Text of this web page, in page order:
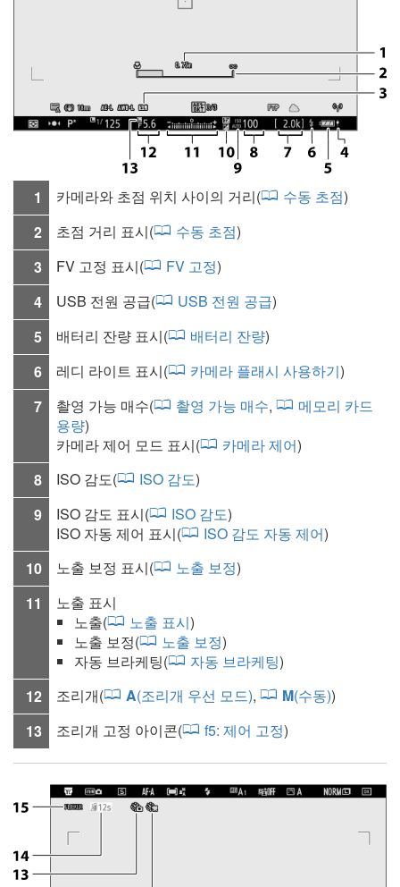
1 카메라와 초점 위치 사이의 거리( 수동 초점)
2
초점 거리 표시( 수동 초점)
3
FV 고정 표시( FV 고정)
4
USB 전원 공급( USB 전원 공급)
5
배터리 잔량 표시( 배터리 잔량)
6
레디 라이트 표시( 카메라 플래시 사용하기)
7
촬영 가능 매수( 촬영 가능 매수,
메모리 카드
용량)
카메라 제어 모드 표시(
카메라 제어)
8
ISO 감도( ISO 감도)
9
ISO 감도 표시( ISO 감도)
ISO 자동 제어 표시(
ISO 감도 자동 제어)
10
노출 보정 표시( 노출 보정)
11
노출 표시
노출(
노출 표시)
노출 보정( 노출 보정)
자동 브라케팅( 자동 브라케팅)
12
조리개( A(조리개 우선 모드), M(수동))
13
조리개 고정 아이콘( f5:제어 고정)